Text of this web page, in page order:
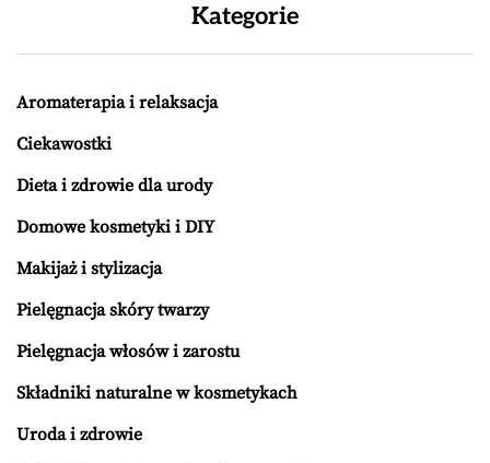
Kategorie
Aromaterapia i relaksacja
Ciekawostki
Dieta i zdrowie dla urody
Domowe kosmetyki i DIY
Makijaż i stylizacja
Pielęgnacja skóry twarzy
Pielęgnacja włosów i zarostu
Składniki naturalne w kosmetykach
Uroda i zdrowie